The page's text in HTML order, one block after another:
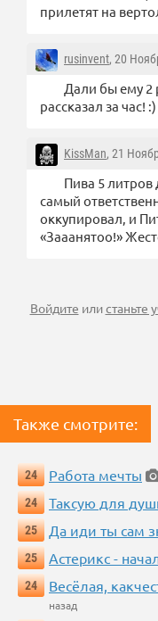
прилетят на
rusinvent, 20
Дали бы ему 2
рассказал за час! :)
KissMan, 21
Пива 5 литров
самый
оккупировал, и
«Зааанятоо!»
Войдите илистаньте
Также смотрите:
24 Работа мечты
24
Таксую для
25
Да иди ты сам
25
Астерикс -
24
Весёлая,
назад